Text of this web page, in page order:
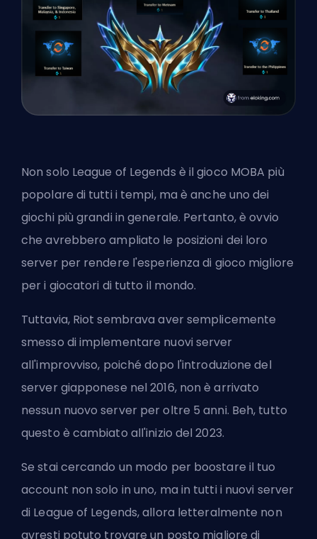
Non solo League of Legends è il gioco MOBA più
popolare di tutti i tempi, ma è anche uno dei
giochi più grandi in generale. Pertanto, è ovvio
che avrebbero ampliato le posizioni dei loro
server per rendere l'esperienza di gioco migliore
per i giocatori di tutto il mondo.
Tuttavia, Riot sembrava aver semplicemente
smesso di implementare nuovi server
all'improvviso, poiché dopo l'introduzione del
server giapponese nel 2016, non è arrivato
nessun nuovo server per oltre 5 anni. Beh, tutto
questo è cambiato all'inizio del 2023.
Se stai cercando un modo per boostare il tuo
account non solo in uno, ma in tutti i nuovi server
di League of Legends, allora letteralmente non
avresti potuto trovare un posto migliore di